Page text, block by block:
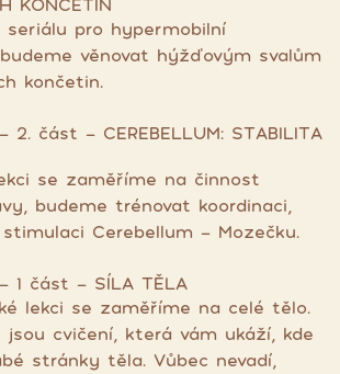
KONČETIN
pro hypermobilní
věnovat hýžďovým svalům
končetin.
část - CEREBELLUM: STABILITA
se zaměříme na činnost
budeme trénovat koordinaci,
Cerebellum - Mozečku.
1 část - SÍLA TĚLA
lekci se zaměříme na celé tělo.
jsou cvičení, která vám ukáží, kde
stránky těla. Vůbec nevadí,